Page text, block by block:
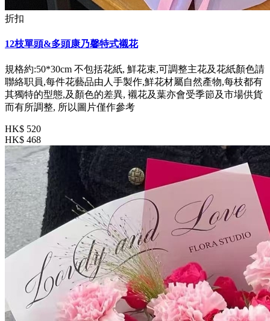
折扣
12枝單頭&多頭康乃馨特式襯花
規格約:50*30cm 不包括花紙, 鮮花束,可調整主花及花紙顏色請
聯絡职員,每件花藝品由人手製作,鮮花材屬自然產物,每枝都有
其獨特的型態,及顏色的差異, 襯花及葉亦會受季節及市場供貨
而有所調整, 所以圖片僅作參考
HK$ 520
HK$ 468